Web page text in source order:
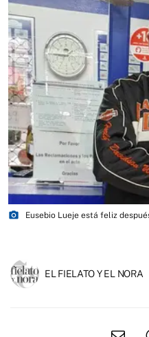
photo_camera
Eusebio Lueje está feliz
EL FIELATO Y EL NORA